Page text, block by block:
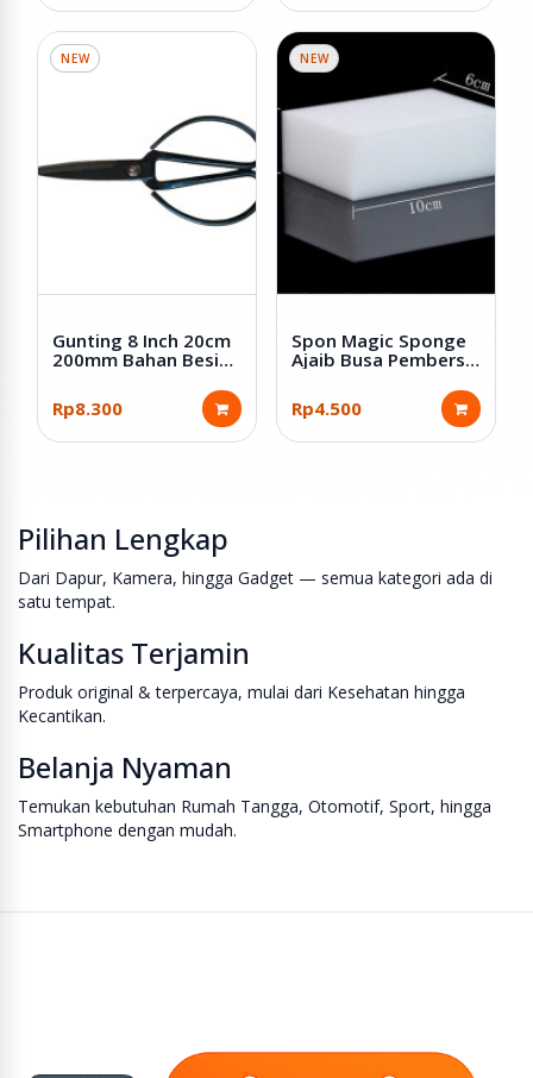
NEW
Gunting 8 Inch 20cm
200mm Bahan Besi
Rp8.300
NEW
Spon Magic Sponge
Ajaib Busa Pembersih
Rp4.500
Pilihan Lengkap
Dari Dapur, Kamera, hingga Gadget — semua kategori ada di
satu tempat.
Kualitas Terjamin
Produk original & terpercaya, mulai dari Kesehatan hingga
Kecantikan.
Belanja Nyaman
Temukan kebutuhan Rumah Tangga, Otomotif, Sport, hingga
Smartphone dengan mudah.